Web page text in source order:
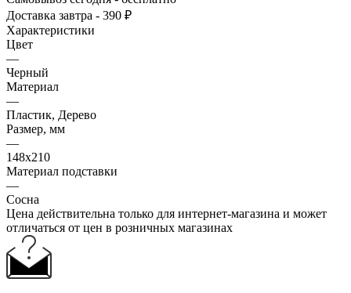
Доставка завтра - 390 ₽
Характеристики
Цвет
—
Черный
Материал
—
Пластик, Дерево
Размер, мм
—
148х210
Материал подставки
—
Сосна
Цена действительна только для интернет-магазина и может
отличаться от цен в розничных магазинах